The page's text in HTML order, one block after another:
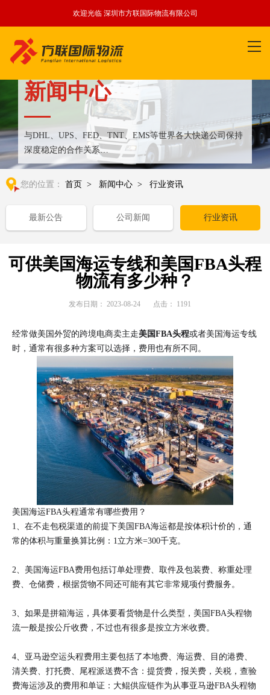
欢迎光临 深圳市方联国际物流有限公司
新闻中心
与DHL、UPS、FED、TNT、EMS等世界各大快递公司保持
深度稳定的合作关系
整合全球优质物流运输资源,满足国内外客户更多个性化需求
您的位置： 首页 > 新闻中心 > 行业资讯
最新公告 公司新闻 行业资讯
可供美国海运专线和美国FBA头程
物流有多少种？
发布日期： 2023-08-24 点击： 1191
经常做美国外贸的跨境电商卖主走美国FBA头程或者美国海运专线
时，通常有很多种方案可以选择，费用也有所不同。
美国海运FBA头程通常有哪些费用？
1、在不走包税渠道的前提下美国FBA海运都是按体积计价的，通
常的体积与重量换算比例：1立方米=300千克。
2、美国海运FBA费用包括订单处理费、取件及包装费、称重处理
费、仓储费，根据货物不同还可能有其它非常规项付费服务。
3、如果是拼箱海运，具体要看货物是什么类型，美国FBA头程物
流一般是按公斤收费，不过也有很多是按立方米收费。
4、亚马逊空运头程费用主要包括了本地费、海运费、目的港费、
清关费、打托费、尾程派送费不含：提货费，报关费，关税，查验
费海运涉及的费用和单证：大鲲供应链作为从事亚马逊FBA头程物